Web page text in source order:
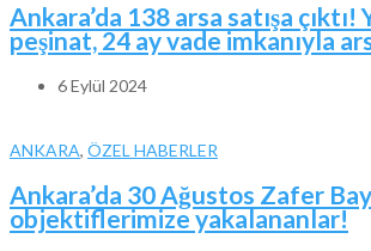
Ankara’da 138 arsa satışa çıktı!
peşinat, 24 ay vade imkanıyla
6 Eylül 2024
ANKARA, ÖZEL HABERLER
Ankara’da 30 Ağustos Zafer
objektiflerimize yakalananlar!